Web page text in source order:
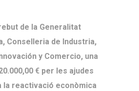
de la Generalitat
Conselleria de Industria,
y Comercio, una
€ per les ajudes
la reactivació econòmica